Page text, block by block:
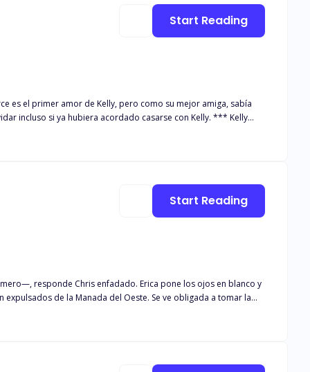
es el primer amor de Kelly, pero como su mejor amiga, sabía
incluso si ya hubiera acordado casarse con Kelly. *** Kelly
pidió el divorcio solo porque Lexi regresó. Ella sólo podría ser
Start Reading
Manada Norte, Erica es consciente de lo crueles que pueden
Start Reading